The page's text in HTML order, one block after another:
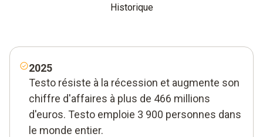
Historique
2025
Testo résiste à la récession et augmente son
chiffre d'affaires à plus de 466 millions
d'euros. Testo emploie 3 900 personnes dans
le monde entier.